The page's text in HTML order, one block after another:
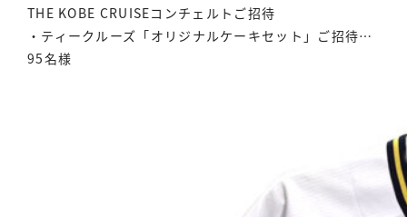
THE KOBE CRUISEコンチェルトご招待
・ティークルーズ「オリジナルケーキセット」ご招待…
95名様